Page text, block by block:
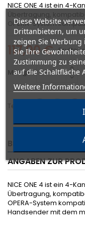
NICE ONE 4 ist ein 4-
Übertragung,
OPERA-System
117,00 €
Menge
Teilen
BESCHREIBUNG
ANGABEN ZUR
NICE ONE 4 ist ein 4-
Übertragung,
OPERA-System
Handsender mit dem
Diese Website
Drittanbietern, um
zeigen Sie
Sie Ihre
Zustimmung zu
auf die Schaltfläche
Weitere